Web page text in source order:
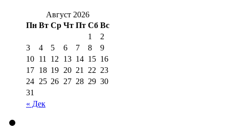
Август 2026
Пн Вт Ср Чт Пт Сб Вс
« Дек
1
2
3
4 5 6 7 8
9
10 11 12 13 14 15 16
17 18 19 20 21 22 23
24 25 26 27 28 29 30
31